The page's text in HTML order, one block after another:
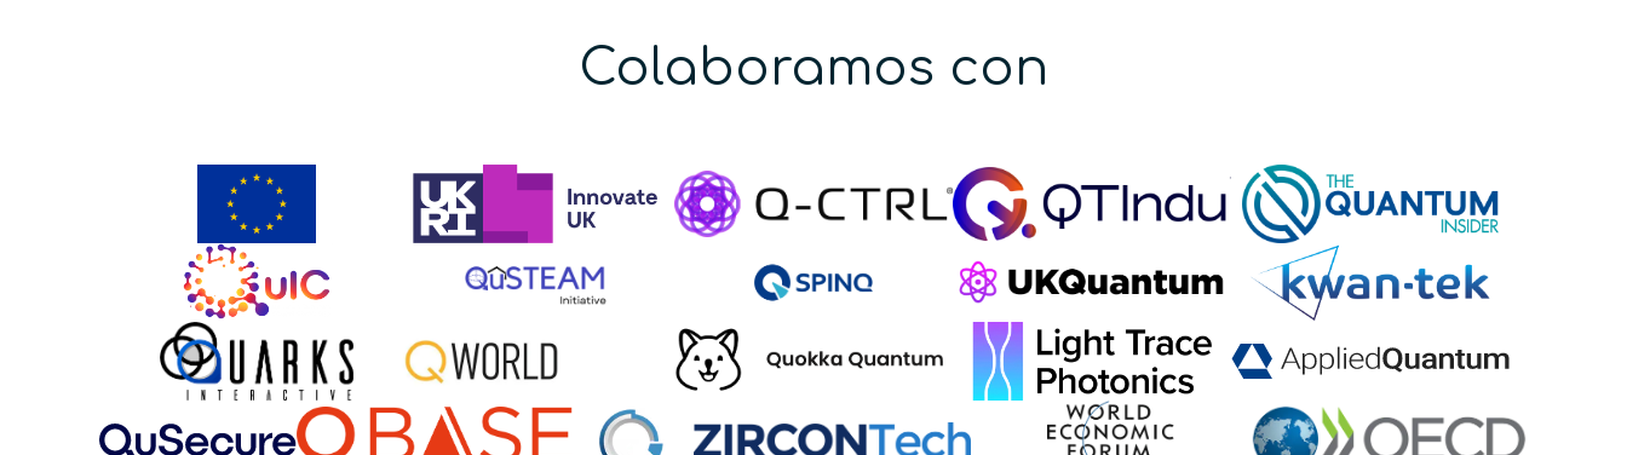
Colaboramos con